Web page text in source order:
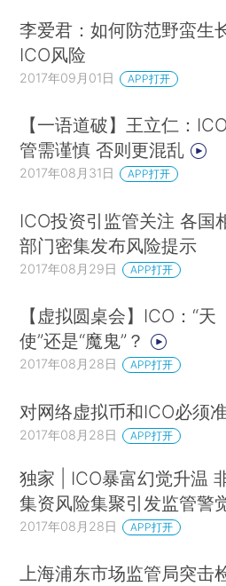
李爱君：如何防范野蛮生
ICO风险
2017年09月01日 APP打开
【一语道破】王立仁：
管需谨慎 否则更混乱
2017年08月31日 APP打开
ICO投资引监管关注 各国
部门密集发布风险提示
2017年08月29日 APP打开
【虚拟圆桌会】ICO：“天
使”还是“魔鬼”？
2017年08月28日 APP打开
对网络虚拟币和ICO必须
2017年08月28日 APP打开
独家 | ICO暴富幻觉升温
集资风险集聚引发监管警
2017年08月28日 APP打开
上海浦东市场监管局突击